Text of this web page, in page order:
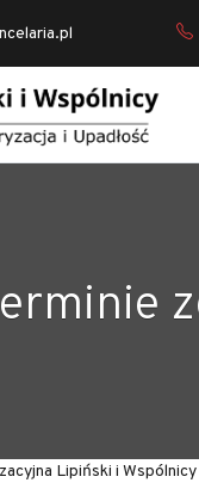
Lipiński i Wspólnicy